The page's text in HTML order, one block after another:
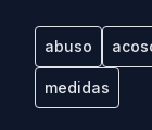
abuso
medidas